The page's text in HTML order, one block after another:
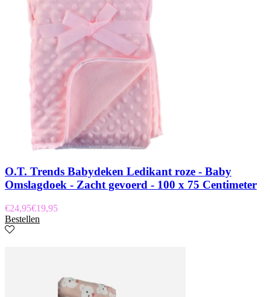
O.T. Trends Babydeken Ledikant roze - Baby
Omslagdoek - Zacht gevoerd - 100 x 75 Centimeter
€24,95€19,95
Bestellen